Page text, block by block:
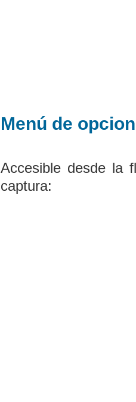
Menú de
Accesible desde la
captura: